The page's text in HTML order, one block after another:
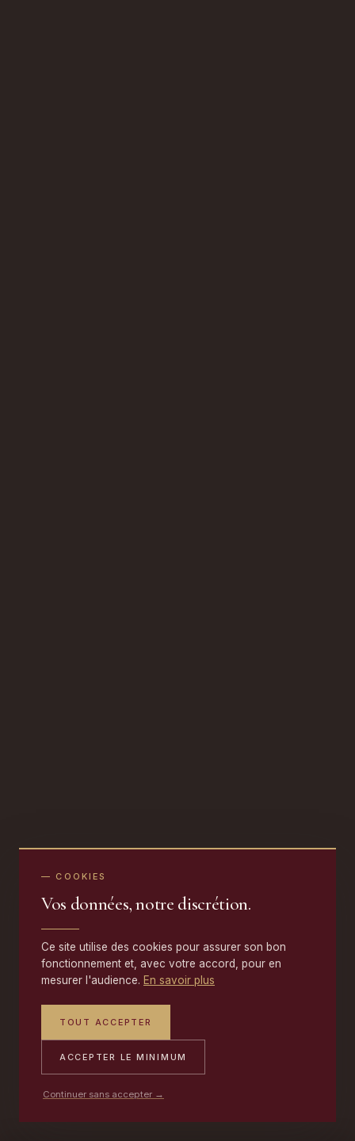
— COOKIES
Vos données, notre discrétion.
Ce site utilise des cookies pour assurer son bon
fonctionnement et, avec votre accord, pour en
mesurer l'audience. En savoir plus
TOUT ACCEPTER
ACCEPTER LE MINIMUM
Continuer sans accepter →